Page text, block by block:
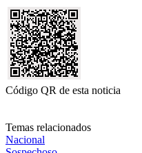
Código QR de esta noticia
Temas relacionados
Nacional